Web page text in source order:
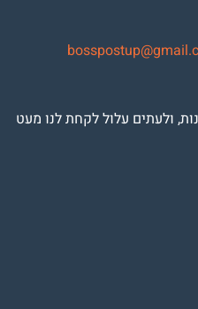
b
ולעתים עלול לקחת לנו מעט